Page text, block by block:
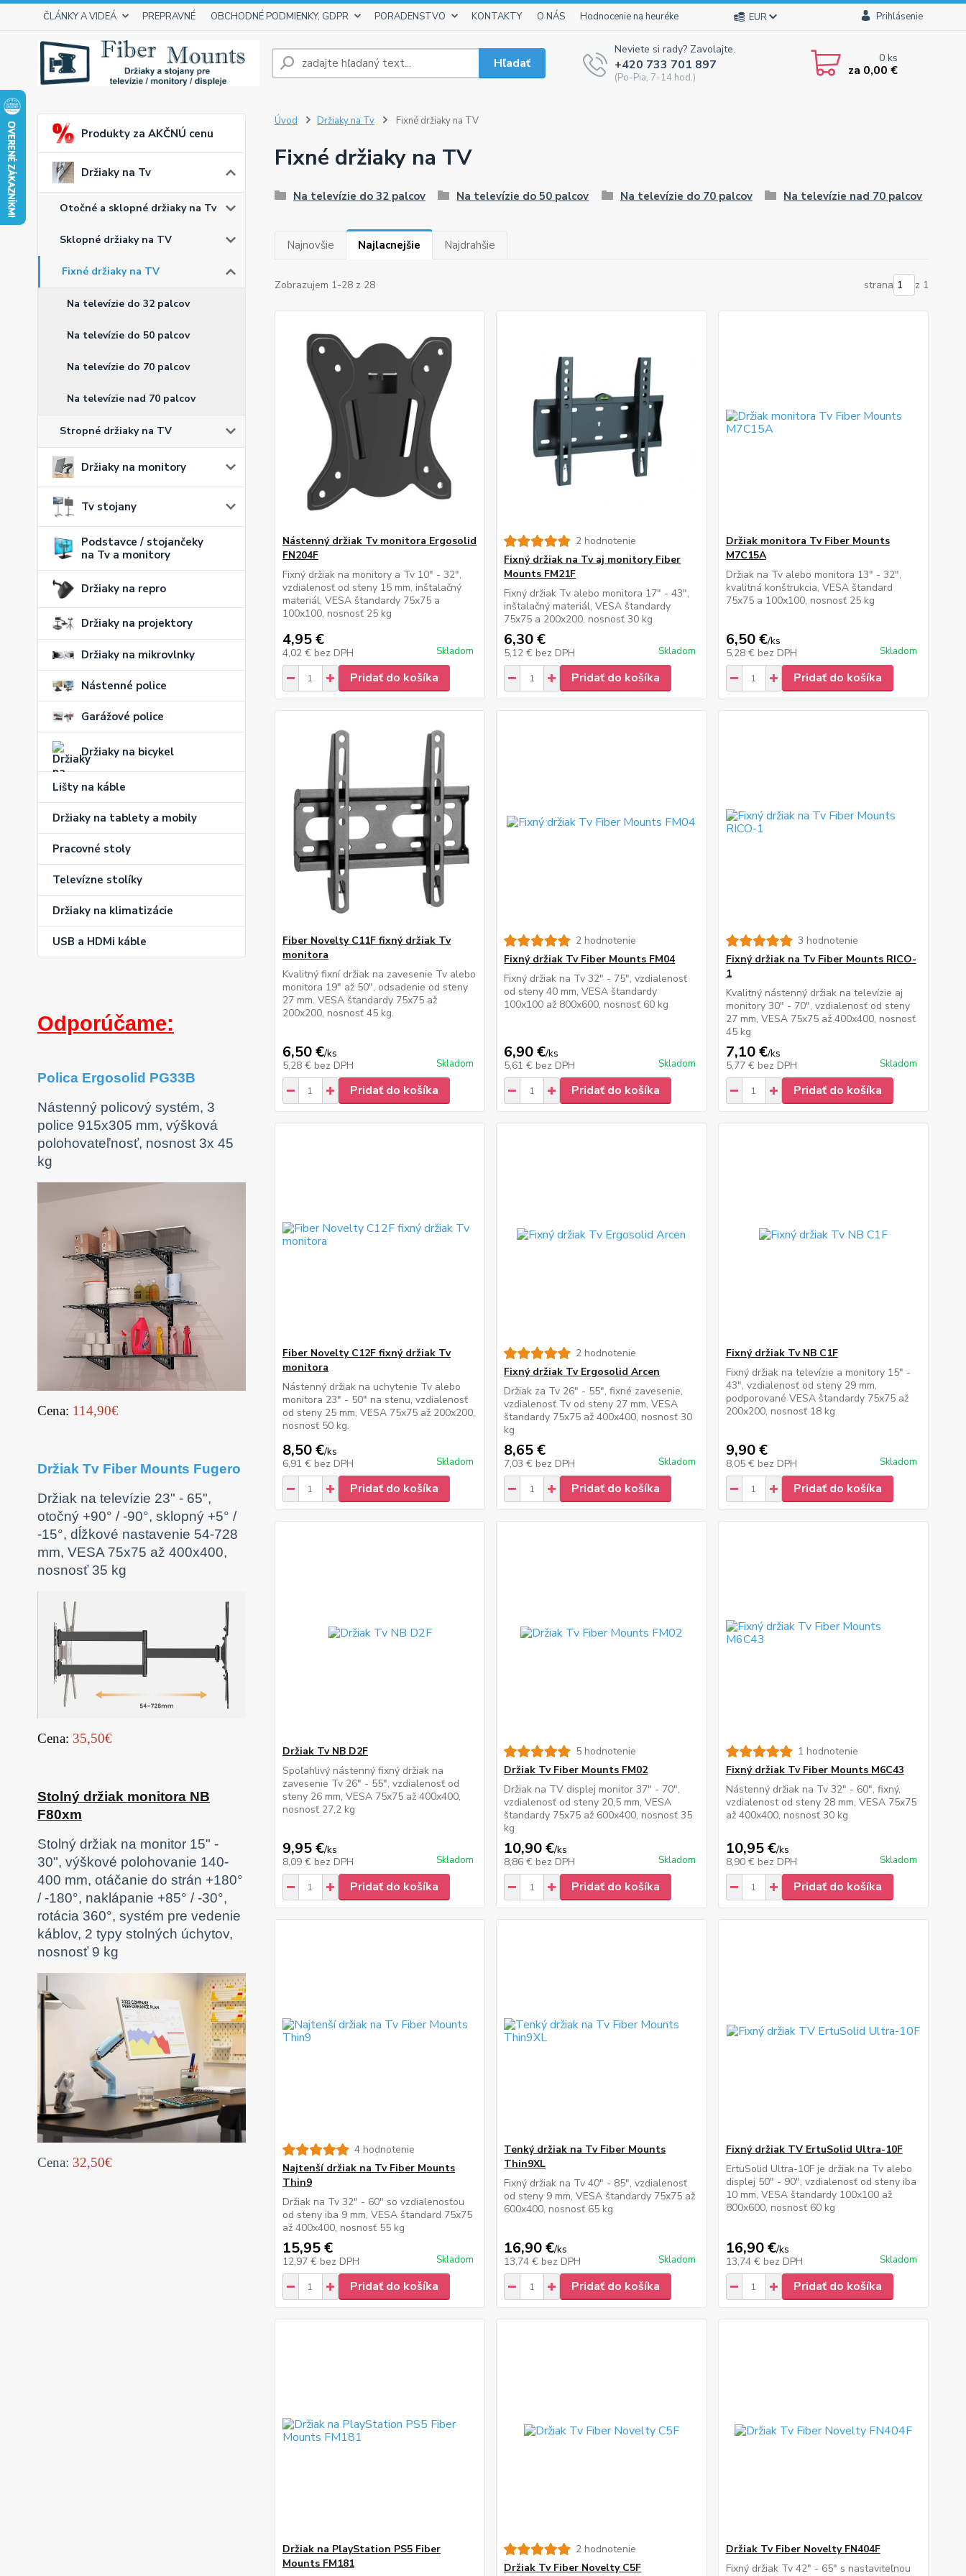
ČLÁNKY A VIDEÁ PREPRAVNÉ OBCHODNÉ PODMIENKY, GDPR PORADENSTVO KONTAKTY O NÁS Hodnocenie na heuréke EUR Prihlásenie
Hľadať
Neviete si rady? Zavolajte.
+420 733 701 897
(Po-Pia, 7-14 hod.)
0ks
za 0,00 €
Produkty za AKČNÚ cenu
Držiaky na Tv
Otočné a sklopné držiaky na Tv
Sklopné držiaky na TV
Fixné držiaky na TV
Na televízie do 32 palcov
Na televízie do 50 palcov
Na televízie do 70 palcov
Na televízie nad 70 palcov
Stropné držiaky na TV
Držiaky na monitory
Tv stojany
Podstavce / stojančeky
na Tv a monitory
Držiaky na repro
Držiaky na projektory
Držiaky na mikrovlnky
Nástenné police
Garážové police
Držiaky na bicykel
Lišty na káble
Držiaky na tablety a mobily
Pracovné stoly
Televízne stolíky
Držiaky na klimatizácie
USB a HDMi káble
Odporúčame:
Polica Ergosolid PG33B
Nástenný policový systém, 3
police 915x305 mm, výšková
polohovateľnosť, nosnost 3x 45
kg
Cena: 114,90€
Držiak Tv Fiber Mounts Fugero
Držiak na televízie 23" - 65",
otočný +90° / -90°, sklopný +5° /
-15°, dĺžkové nastavenie 54-728
mm, VESA 75x75 až 400x400,
nosnosť 35 kg
Cena: 35,50€
Stolný držiak monitora NB
F80xm
Stolný držiak na monitor 15" -
30", výškové polohovanie 140-
400 mm, otáčanie do strán +180°
/ -180°, naklápanie +85° / -30°,
rotácia 360°, systém pre vedenie
káblov, 2 typy stolných úchytov,
nosnosť 9 kg
Cena: 32,50€
Úvod Držiaky na Tv Fixné držiaky na TV
Fixné držiaky na TV
Na televízie do 32 palcov Na televízie do 50 palcov Na televízie do 70 palcov Na televízie nad 70 palcov
Najnovšie Najlacnejšie Najdrahšie
Zobrazujem 1-28 z 28 strana z 1
Nástenný držiak Tv monitora Ergosolid
FN204F
Fixný držiak na monitory a Tv 10" - 32",
vzdialenosť od steny 15 mm, inštalačný
materiál, VESA štandardy 75x75 a
100x100, nosnosť 25 kg
4,95 €
4,02 € bez DPH Skladom
Pridať do košíka
2 hodnotenie
Fixný držiak na Tv aj monitory Fiber
Mounts FM21F
Fixný držiak Tv alebo monitora 17" - 43",
inštalačný materiál, VESA štandardy
75x75 a 200x200, nosnosť 30 kg
6,30 €
5,12 € bez DPH Skladom
Pridať do košíka
Držiak monitora Tv Fiber Mounts
M7C15A
Držiak na Tv alebo monitora 13" - 32",
kvalitná konštrukcia, VESA štandard
75x75 a 100x100, nosnosť 25 kg
6,50 €/ks
5,28 € bez DPH Skladom
Pridať do košíka
Fiber Novelty C11F fixný držiak Tv
monitora
Kvalitný fixní držiak na zavesenie Tv alebo
monitora 19" až 50", odsadenie od steny
27 mm. VESA štandardy 75x75 až
200x200, nosnosť 45 kg.
6,50 €/ks
5,28 € bez DPH Skladom
Pridať do košíka
2 hodnotenie
Fixný držiak Tv Fiber Mounts FM04
Fixný držiak na Tv 32" - 75", vzdialenosť
od steny 40 mm, VESA štandardy
100x100 až 800x600, nosnosť 60 kg
6,90 €/ks
5,61 € bez DPH Skladom
Pridať do košíka
3 hodnotenie
Fixný držiak na Tv Fiber Mounts RICO-
1
Kvalitný nástenný držiak na televízie aj
monitory 30" - 70", vzdialenosť od steny
27 mm, VESA 75x75 až 400x400, nosnosť
45 kg
7,10 €/ks
5,77 € bez DPH Skladom
Pridať do košíka
Fiber Novelty C12F fixný držiak Tv
monitora
Nástenný držiak na uchytenie Tv alebo
monitora 23" - 50" na stenu, vzdialenosť
od steny 25 mm, VESA 75x75 až 200x200,
nosnosť 50 kg.
8,50 €/ks
6,91 € bez DPH Skladom
Pridať do košíka
2 hodnotenie
Fixný držiak Tv Ergosolid Arcen
Držiak za Tv 26" - 55", fixné zavesenie,
vzdialenosť Tv od steny 27 mm, VESA
štandardy 75x75 až 400x400, nosnosť 30
kg
8,65 €
7,03 € bez DPH Skladom
Pridať do košíka
Fixný držiak Tv NB C1F
Fixný držiak na televízie a monitory 15" -
43", vzdialenosť od steny 29 mm,
podporované VESA štandardy 75x75 až
200x200, nosnosť 18 kg
9,90 €
8,05 € bez DPH Skladom
Pridať do košíka
Držiak Tv NB D2F
Spoľahlivý nástenný fixný držiak na
zavesenie Tv 26" - 55", vzdialenosť od
steny 26 mm, VESA 75x75 až 400x400,
nosnosť 27,2 kg
9,95 €/ks
8,09 € bez DPH Skladom
Pridať do košíka
5 hodnotenie
Držiak Tv Fiber Mounts FM02
Držiak na TV displej monitor 37" - 70",
vzdialenosť od steny 20,5 mm, VESA
štandardy 75x75 až 600x400, nosnosť 35
kg
10,90 €/ks
8,86 € bez DPH Skladom
Pridať do košíka
1 hodnotenie
Fixný držiak Tv Fiber Mounts M6C43
Nástenný držiak na Tv 32" - 60", fixný,
vzdialenost od steny 28 mm, VESA 75x75
až 400x400, nosnosť 30 kg
10,95 €/ks
8,90 € bez DPH Skladom
Pridať do košíka
4 hodnotenie
Najtenší držiak na Tv Fiber Mounts
Thin9
Držiak na Tv 32" - 60" so vzdialenosťou
od steny iba 9 mm, VESA štandard 75x75
až 400x400, nosnosť 55 kg
15,95 €
12,97 € bez DPH Skladom
Pridať do košíka
Tenký držiak na Tv Fiber Mounts
Thin9XL
Fixný držiak na Tv 40" - 85", vzdialenosť
od steny 9 mm, VESA štandardy 75x75 až
600x400, nosnosť 65 kg
16,90 €/ks
13,74 € bez DPH Skladom
Pridať do košíka
Fixný držiak TV ErtuSolid Ultra-10F
ErtuSolid Ultra-10F je držiak na Tv alebo
displej 50" - 90", vzdialenosť od steny iba
10 mm, VESA štandardy 100x100 až
800x600, nosnosť 60 kg
16,90 €/ks
13,74 € bez DPH Skladom
Pridať do košíka
Držiak na PlayStation PS5 Fiber
Mounts FM181
2 hodnotenie
Držiak Tv Fiber Novelty C5F
Držiak Tv Fiber Novelty FN404F
Fixný držiak Tv 42" - 65" s nastaviteľnou